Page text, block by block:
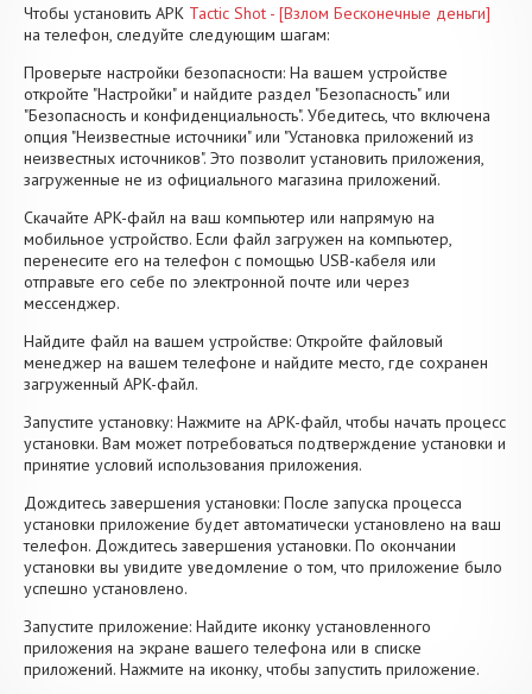
Чтобы установить APK Tactic Shot - [Взлом Бесконечные деньги]
на телефон, следуйте следующим шагам:
Проверьте настройки безопасности: На вашем устройстве
откройте "Настройки" и найдите раздел "Безопасность" или
"Безопасность и конфиденциальность". Убедитесь, что включена
опция "Неизвестные источники" или "Установка приложений из
неизвестных источников". Это позволит установить приложения,
загруженные не из официального магазина приложений.
Скачайте APK-файл на ваш компьютер или напрямую на
мобильное устройство. Если файл загружен на компьютер,
перенесите его на телефон с помощью USB-кабеля или
отправьте его себе по электронной почте или через
мессенджер.
Найдите файл на вашем устройстве: Откройте файловый
менеджер на вашем телефоне и найдите место, где сохранен
загруженный APK-файл.
Запустите установку: Нажмите на APK-файл, чтобы начать процесс
установки. Вам может потребоваться подтверждение установки и
принятие условий использования приложения.
Дождитесь завершения установки: После запуска процесса
установки приложение будет автоматически установлено на ваш
телефон. Дождитесь завершения установки. По окончании
установки вы увидите уведомление о том, что приложение было
успешно установлено.
Запустите приложение: Найдите иконку установленного
приложения на экране вашего телефона или в списке
приложений. Нажмите на иконку, чтобы запустить приложение.